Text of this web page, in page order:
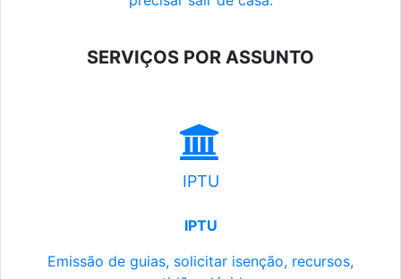
SERVIÇOS POR ASSUNTO
IPTU
IPTU
Emissão de guias, solicitar isenção, recursos,